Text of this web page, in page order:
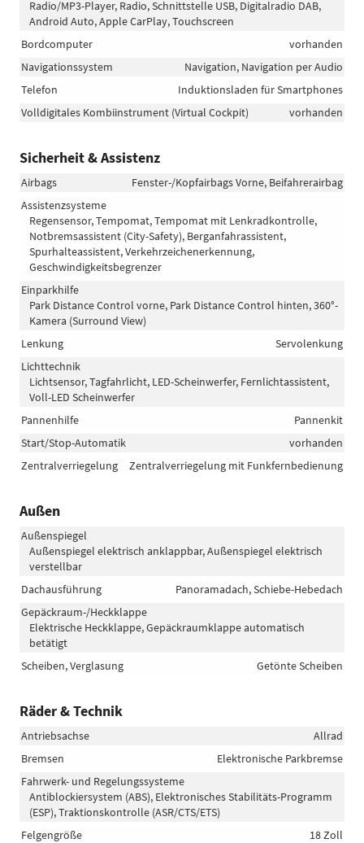
Radio/MP3-Player, Radio, Schnittstelle USB, Digitalradio DAB,
Android Auto, Apple CarPlay, Touchscreen
Bordcomputer
vorhanden
Navigationssystem
Navigation, Navigation per Audio
Telefon
Induktionsladen für Smartphones
Volldigitales Kombiinstrument (Virtual Cockpit)
vorhanden
Sicherheit & Assistenz
Airbags
Fenster-/Kopfairbags Vorne, Beifahrerairbag
Assistenzsysteme
Regensensor, Tempomat, Tempomat mit Lenkradkontrolle,
Notbremsassistent (City-Safety), Berganfahrassistent,
Spurhalteassistent, Verkehrzeichenerkennung,
Geschwindigkeitsbegrenzer
Einparkhilfe
Park Distance Control vorne, Park Distance Control hinten, 360°-
Kamera (Surround View)
Lenkung
Servolenkung
Lichttechnik
Lichtsensor, Tagfahrlicht, LED-Scheinwerfer, Fernlichtassistent,
Voll-LED Scheinwerfer
Pannenhilfe
Pannenkit
Start/Stop-Automatik
vorhanden
Zentralverriegelung
Zentralverriegelung mit Funkfernbedienung
Außen
Außenspiegel
Außenspiegel elektrisch anklappbar, Außenspiegel elektrisch
verstellbar
Dachausführung
Panoramadach, Schiebe-Hebedach
Gepäckraum-/Heckklappe
Elektrische Heckklappe, Gepäckraumklappe automatisch
betätigt
Scheiben, Verglasung
Getönte Scheiben
Räder & Technik
Antriebsachse
Allrad
Bremsen
Elektronische Parkbremse
Fahrwerk- und Regelungssysteme
Antiblockiersystem (ABS), Elektronisches Stabilitäts-Programm
(ESP), Traktionskontrolle (ASR/CTS/ETS)
Felgengröße
18 Zoll